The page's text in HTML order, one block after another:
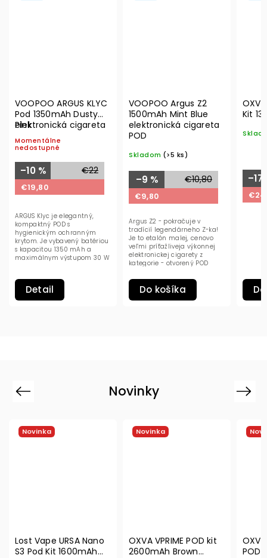
VOOPOO ARGUS KLYC
Pod 1350mAh Dusty
Pink
elektronická cigareta
Momentálne
nedostupné
€22
–10 %
€19,80
Detail
ARGUS Klyc je elegantný,
kompaktný POD s
hygienickým ochranným
krytom. Je vybavený batériou
s kapacitou 1350 mAh a
maximálnym výstupom 30 W
VOOPOO Argus Z2
1500mAh Mint Blue
elektronická cigareta
POD
Skladom (>5 ks)
€10,80
–9 %
€9,80
Do košíka
Argus Z2 - pokračuje v
tradícií legendárneho Z-ka!
Je to etalón malej, cenovo
veľmi príťažliveja výkonnej
elektronickej cigarety z
kategorie - otvorený POD
Kit
–17
Novinky
Previous
Novinka
Lost Vape URSA Nano
S3 Pod Kit 1600mAh
Novinka
OXVA VPRIME POD kit
2600mAh Brown
POD
Next